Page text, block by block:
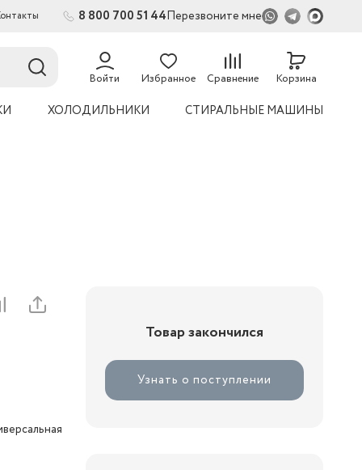
8 800 700 51 44Перезвоните мне
Войти Избранное Сравнение Корзина
ХОЛОДИЛЬНИКИ СТИРАЛЬНЫЕ МАШИНЫ
Товар закончился
Узнать о поступлении